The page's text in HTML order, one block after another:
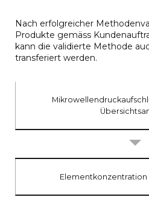
Nach erfolgreicher
Produkte gemäss
kann die validierte Methode
transferiert werden.
Elementkonzentration